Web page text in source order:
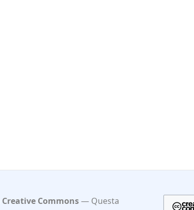
Creative Commons
Questa